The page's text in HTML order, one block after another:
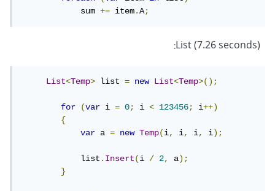
            sum
+= item.A;
List<Temp> list = new List<Temp>();
for (var i = 0; i < 123456; i++)
{
var a = new Temp(i, i, i, i);
            list
.Insert(i / 2, a);
}